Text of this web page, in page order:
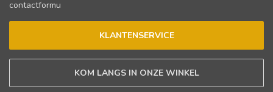
contactformu
KLANTENSERVICE
KOM LANGS IN ONZE WINKEL